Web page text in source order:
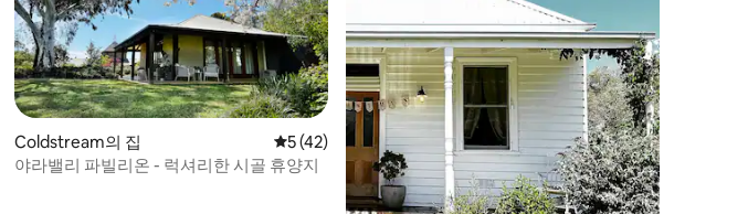
점 만점), 후기 56개
Coldstream의 집 평점 5점(5점 만점), 후기 42개
5 (42)
야라밸리 파빌리온 - 럭셔리한 시골 휴양지